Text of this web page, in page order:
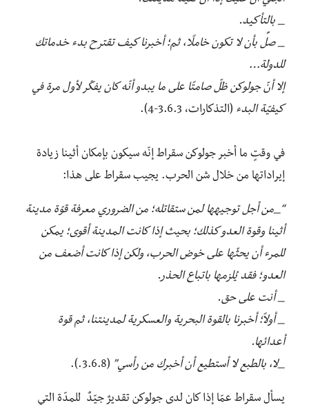
_ بالتأكيد.
_ صلِّ بأن لا تكون خاملًا، ثم؛ أخبرنا كيف تقترح بدء خدماتك
للدولة…
إلا أنّ جولوكن ظلّ صامتًا على ما يبدو أنّه كان يفكّر لأول مرة في
كيفيّة البدء (التذكارات، 3.6.3-4).
في وقتٍ ما أخبر جولوكن سقراط إنّه سيكون بإمكان أثينا زيادة
إيراداتها من خلال شن الحرب. يجيب سقراط على هذا:
“_من أجل توجيهها لمن ستقاتله؛ من الضروري معرفة قوّة مدينة
أثينا وقوة العدو كذلك؛ بحيث إذا كانت المدينة أقوى؛ يمكن
للمرء أن يحثّها على خوض الحرب، ولكن إذا كانت أضعف من
العدو؛ فقد يُلزمها باتباع الحذر.
_ أنت على حق.
_ أولاً؛ أخبرنا بالقوة البحرية والعسكرية لمدينتنا، ثم قوة
أعدائها.
_لا، بالطبع لا أستطيع أن أخبرك من رأسي” (3.6.8.).
يسأل سقراط عمّا إذا كان لدى جولوكن تقديرٌ جيّدٌ للمدّة التي